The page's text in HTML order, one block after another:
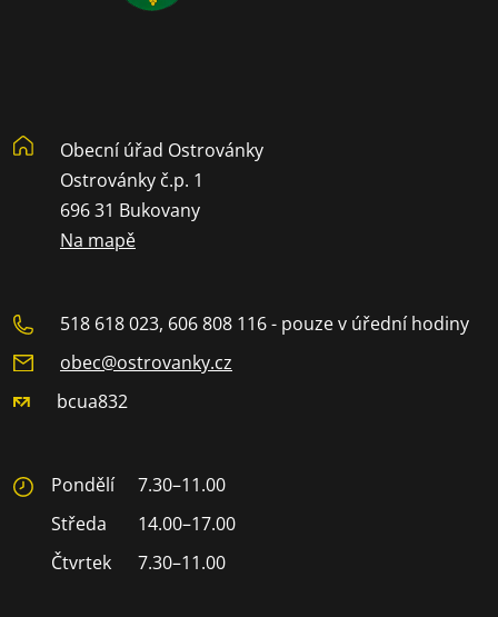
Obecní úřad Ostrovánky
Ostrovánky č.p. 1
696 31 Bukovany
Na mapě
518 618 023, 606 808 116 - pouze v úřední hodiny
obec@ostrovanky.cz
bcua832
Pondělí
7.30–11.00
Středa
14.00–17.00
Čtvrtek
7.30–11.00